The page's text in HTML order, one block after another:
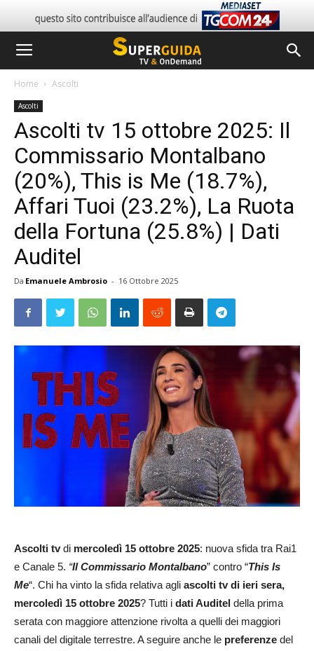
Home Ascolti
Ascolti
Ascolti tv 15 ottobre 2025: Il
Commissario Montalbano
(20%), This is Me (18.7%),
Affari Tuoi (23.2%), La Ruota
della Fortuna (25.8%) | Dati
Auditel
Da Emanuele Ambrosio - 16 Ottobre 2025
Ascolti tvdi mercoledì 15 ottobre 2025: nuova sfida tra Rai1
e Canale 5. “Il Commissario Montalbano” contro “This Is
Me“. Chi ha vinto la sfida relativa agli ascolti tv di ieri sera,
mercoledì 15 ottobre 2025? Tutti i dati Auditel della prima
serata con maggiore attenzione rivolta a quelli dei maggiori
canali del digitale terrestre. A seguire anche le preferenze del